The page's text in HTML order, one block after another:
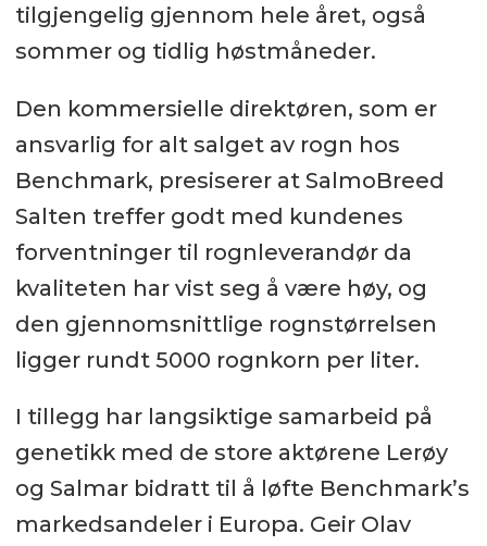
tilgjengelig gjennom hele året, også
sommer og tidlig høstmåneder.
Den kommersielle direktøren, som er
ansvarlig for alt salget av rogn hos
Benchmark, presiserer at SalmoBreed
Salten treffer godt med kundenes
forventninger til rognleverandør da
kvaliteten har vist seg å være høy, og
den gjennomsnittlige rognstørrelsen
ligger rundt 5000 rognkorn per liter.
I tillegg har langsiktige samarbeid på
genetikk med de store aktørene Lerøy
og Salmar bidratt til å løfte Benchmark’s
markedsandeler i Europa. Geir Olav